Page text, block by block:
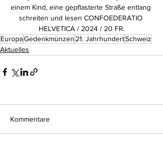
einem Kind, eine gepflasterte Straße entlang
schreiten und lesen CONFOEDERATIO
HELVETICA / 2024 / 20 FR.
EuropaGedenkmünzen 21. JahrhundertSchweiz
Aktuelles
Kommentare